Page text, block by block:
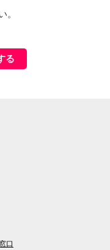
。
口